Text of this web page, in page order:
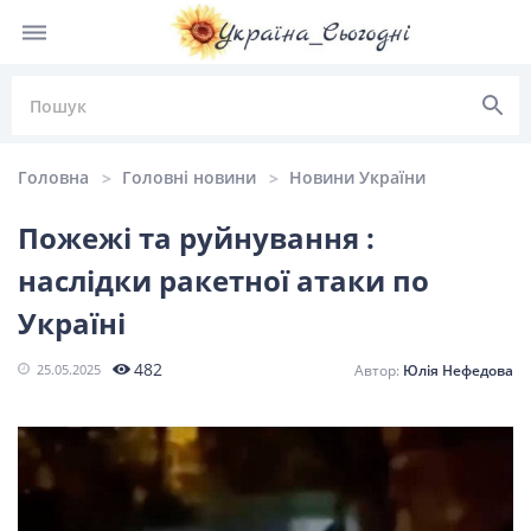
НОВИНИ УКРАЇНИ
Головні
новини
Одеса
Головна Головні новини Новини України
Пожежі та руйнування :
наслідки ракетної атаки по
Україні
25.05.2025 482 Юлія Нефедова